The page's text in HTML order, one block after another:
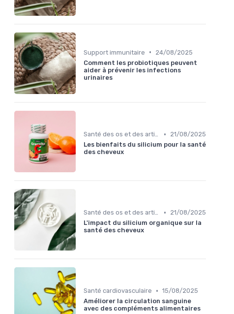
Support immunitaire •
24/08/2025
Comment les probiotiques peuvent
aider à prévenir les infections
urinaires
Santé des os et des articulations •
21/08/2025
Les bienfaits du silicium pour la santé
des cheveux
Santé des os et des articulations •
21/08/2025
L'impact du silicium organique sur la
santé des cheveux
Santé cardiovasculaire • 15/08/2025
Améliorer la circulation sanguine
avec des compléments alimentaires